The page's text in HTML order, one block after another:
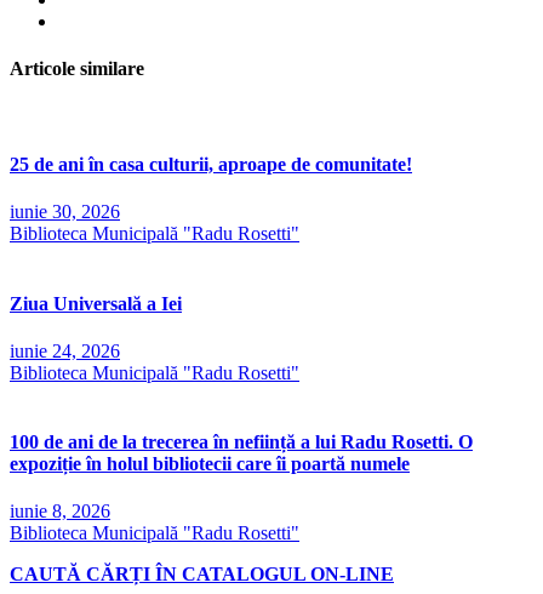
Articole similare
25 de ani în casa culturii, aproape de comunitate!
iunie 30, 2026
Biblioteca Municipală "Radu Rosetti"
Ziua Universală a Iei
iunie 24, 2026
Biblioteca Municipală "Radu Rosetti"
100 de ani de la trecerea în neființă a lui Radu Rosetti. O
expoziție în holul bibliotecii care îi poartă numele
iunie 8, 2026
Biblioteca Municipală "Radu Rosetti"
CAUTĂ CĂRȚI ÎN CATALOGUL ON-LINE